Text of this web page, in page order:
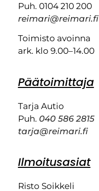
Puh. 0104 210 200
reimari@reimari.fi
Toimisto avoinna
ark. klo 9.00–14.00
Päätoimittaja
Tarja Autio
Puh. 040 586 2815
tarja@reimari.fi
Ilmoitusasiat
Risto Soikkeli